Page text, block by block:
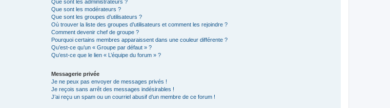
Que sont les administrateurs ?
Que sont les modérateurs ?
Que sont les groupes d’utilisateurs ?
Où trouver la liste des groupes d’utilisateurs et comment les rejoindre ?
Comment devenir chef de groupe ?
Pourquoi certains membres apparaissent dans une couleur différente ?
Qu’est-ce qu’un « Groupe par défaut » ?
Qu’est-ce que le lien « L’équipe du forum » ?
Messagerie privée
Je ne peux pas envoyer de messages privés !
Je reçois sans arrêt des messages indésirables !
J’ai reçu un spam ou un courriel abusif d’un membre de ce forum !